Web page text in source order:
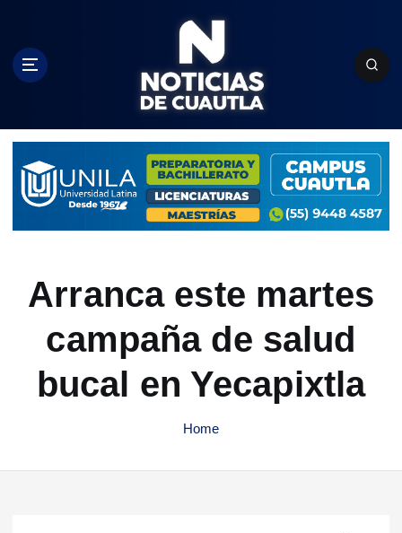
c
Arranca este martes
campaña de salud
bucal en Yecapixtla
Home